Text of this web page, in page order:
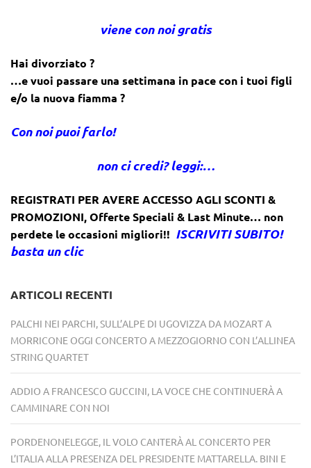
viene con noi gratis
Hai divorziato ?
…e vuoi passare una settimana in pace con i tuoi figli
e/o la nuova fiamma ?
Con noi puoi farlo!
non ci credi? leggi:…
REGISTRATI PER AVERE ACCESSO AGLI SCONTI &
PROMOZIONI,Offerte Speciali & Last Minute… non
perdete le occasioni migliori!! ISCRIVITI SUBITO!
basta un clic
ARTICOLI RECENTI
PALCHI NEI PARCHI, SULL’ALPE DI UGOVIZZA DA MOZART A
MORRICONE OGGI CONCERTO A MEZZOGIORNO CON L’ALLINEA
STRING QUARTET
ADDIO A FRANCESCO GUCCINI, LA VOCE CHE CONTINUERÀ A
CAMMINARE CON NOI
PORDENONELEGGE, IL VOLO CANTERÀ AL CONCERTO PER
L’ITALIA ALLA PRESENZA DEL PRESIDENTE MATTARELLA. BINI E